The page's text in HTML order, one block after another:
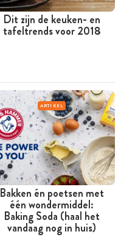
Dit zijn de keuken- en
tafeltrends voor 2018
ARTIKEL
Bakken én poetsen met
één wondermiddel:
Baking Soda (haal het
vandaag nog in huis)